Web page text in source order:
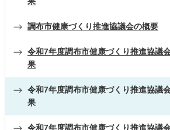
調布市健康づくり推進協議会の概要
令和7年度調布市健康づくり推進協議
果
令和7年度調布市健康づくり推進協議
果
令和7年度調布市健康づくり推進協議